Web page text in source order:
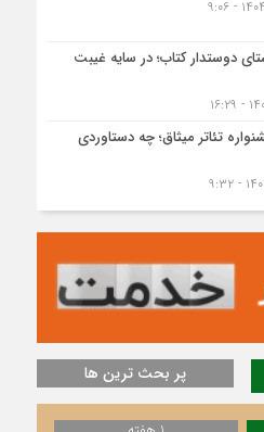
دوستدار کتاب؛ در سایه غیبت
تئاتر میثاق؛ چه دستاوردی
پر بحث ترین ها